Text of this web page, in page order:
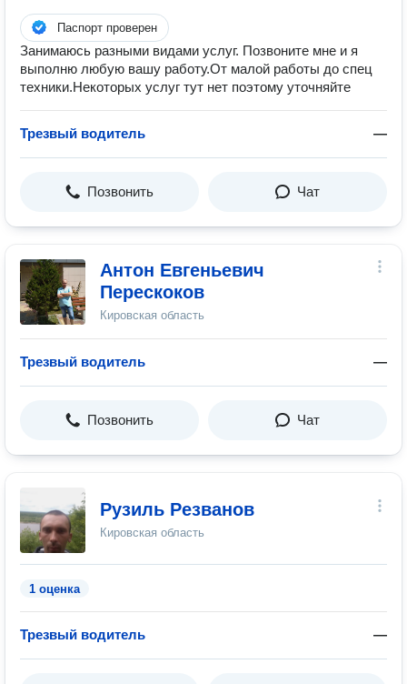
Паспорт проверен
Занимаюсь разными видами услуг. Позвоните мне и я
выполню любую вашу работу.От малой работы до спец
техники.Некоторых услуг тут нет поэтому уточняйте
Трезвый водитель —
Позвонить Чат
Антон Евгеньевич
Перескоков
Кировская область
Трезвый водитель —
Позвонить Чат
Рузиль Резванов
Кировская область
1 оценка
Трезвый водитель —